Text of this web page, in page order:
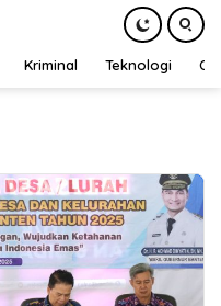
Kriminal Teknologi